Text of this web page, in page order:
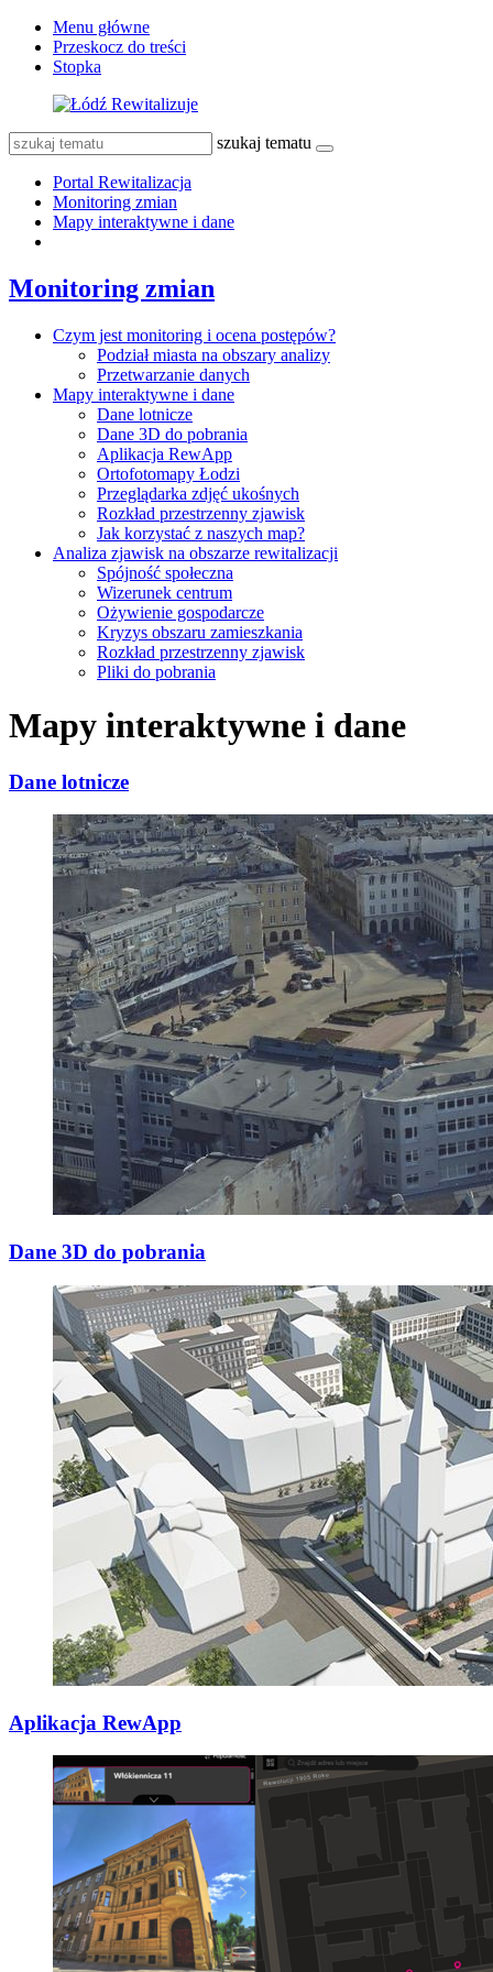
Menu główne
Przeskocz do treści
Stopka
szukaj tematu
Portal Rewitalizacja
Monitoring zmian
Mapy interaktywne i dane
Monitoring zmian
Czym jest monitoring i ocena postępów?
Podział miasta na obszary analizy
Przetwarzanie danych
Mapy interaktywne i dane
Dane lotnicze
Dane 3D do pobrania
Aplikacja RewApp
Ortofotomapy Łodzi
Przeglądarka zdjęć ukośnych
Rozkład przestrzenny zjawisk
Jak korzystać z naszych map?
Analiza zjawisk na obszarze rewitalizacji
Spójność społeczna
Wizerunek centrum
Ożywienie gospodarcze
Kryzys obszaru zamieszkania
Rozkład przestrzenny zjawisk
Pliki do pobrania
Mapy interaktywne i dane
Dane lotnicze
Dane 3D do pobrania
Aplikacja RewApp